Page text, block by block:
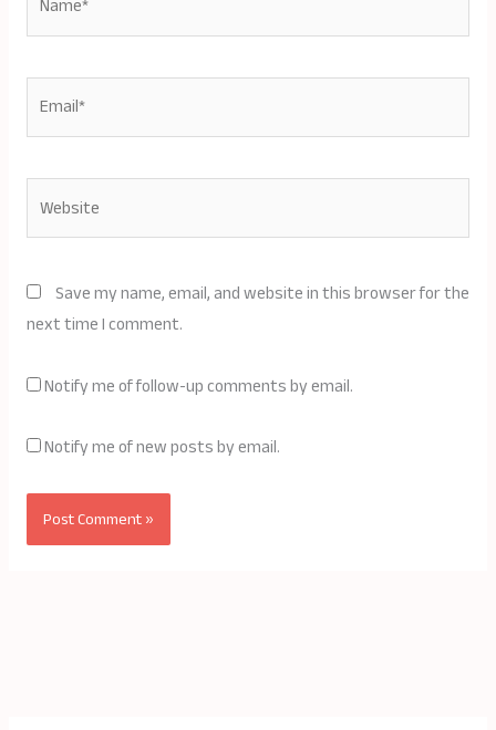
Save my name, email, and website in this browser for the
next time I comment.
Notify me of follow-up comments by email.
Notify me of new posts by email.